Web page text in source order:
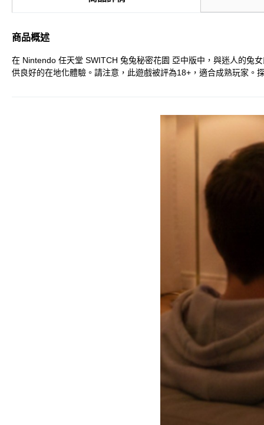
商品概述
在 Nintendo 任天堂 SWITCH 兔兔秘密花園 亞中版中，與迷人的兔
供良好的在地化體驗。請注意，此遊戲被評為18+，適合成熟玩家。